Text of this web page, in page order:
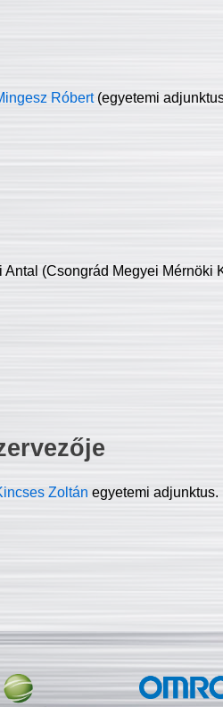
Róbert (egyetemi
Antal (Csongrád Megyei Mérnöki
Zoltán egyetemi adjunktus.